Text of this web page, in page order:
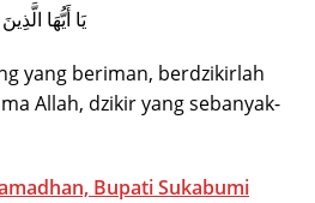
يَا أَيُّهَا
yang beriman, berdzikirlah
Allah, dzikir yang sebanyak-
Bupati Sukabumi